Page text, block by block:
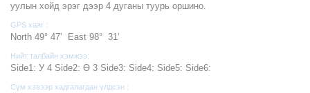
уулын хойд эрэг дээр 4 дуганы туурь оршино.
GPS хаяг :
North 49° 47’ East 98° 31’
Нийт талбайн хэмжээ:
Side1: У 4 Side2: Ө 3 Side3: Side4: Side5: Side6:
Сүм хэвээр хадгалагдан үлдсэн :